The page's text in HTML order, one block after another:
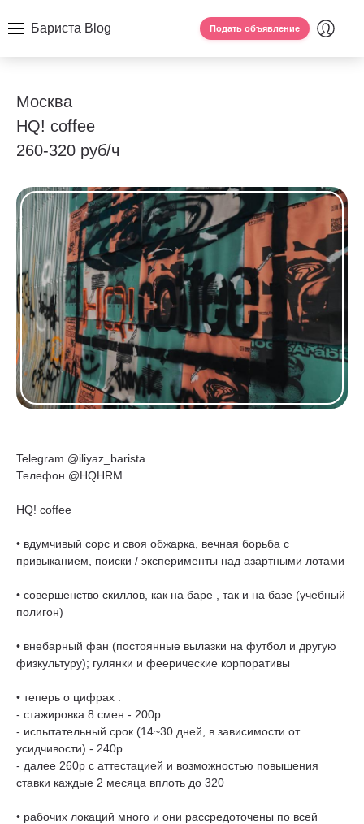
Бариста Blog Подать объявление
Москва
HQ! coffee
260-320 руб/ч
Telegram @iliyaz_barista
Телефон @HQHRM
HQ! coffee
• вдумчивый сорс и своя обжарка, вечная борьба с
привыканием, поиски / эксперименты над азартными лотами
• совершенство скиллов, как на баре , так и на базе (учебный
полигон)
• внебарный фан (постоянные вылазки на футбол и другую
физкультуру); гулянки и феерические корпоративы
• теперь о цифрах :
- стажировка 8 смен - 200р
- испытательный срок (14~30 дней, в зависимости от
усидчивости) - 240р
- далее 260р с аттестацией и возможностью повышения
ставки каждые 2 месяца вплоть до 320
• рабочих локаций много и они рассредоточены по всей